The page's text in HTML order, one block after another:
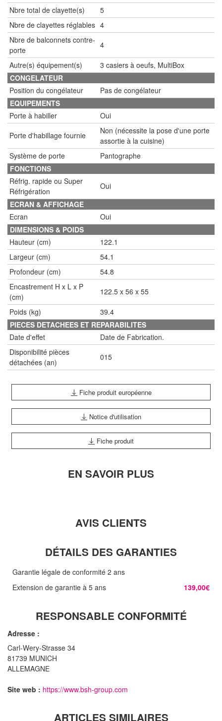
Nbre total de clayette(s)
5
Nbre de clayettes réglables 4
Nbre de balconnets contre-
porte
4
Autre(s) équipement(s)
3 casiers à oeufs, MultiBox
CONGELATEUR
Position du congélateur
Pas de congélateur
EQUIPEMENTS
Porte à habiller
Oui
Porte d'habillage fournie
Non (nécessite la pose d'une porte
assortie à la cuisine)
Système de porte
Pantographe
FONCTIONS
Réfrig. rapide ou Super
Réfrigération
Oui
ECRAN & AFFICHAGE
Ecran
Oui
DIMENSIONS & POIDS
Hauteur (cm)
122.1
Largeur (cm)
54.1
Profondeur (cm)
54.8
Encastrement H x L x P
(cm)
122.5 x 56 x 55
Poids (kg)
39.4
PIECES DETACHEES ET REPARABILITES
Date d'effet
Date de Fabrication.
Disponibilité pièces
détachées (an)
015
Fiche produit européenne
Notice d'utilisation
Fiche produit
EN SAVOIR PLUS
AVIS CLIENTS
DÉTAILS DES GARANTIES
Garantie légale de conformité 2 ans
Extension de garantie à 5 ans
139,00€
RESPONSABLE CONFORMITÉ
Adresse :
Carl-Wery-Strasse 34
81739 MUNICH
ALLEMAGNE
Site web : https://www.bsh-group.com
ARTICLES SIMILAIRES